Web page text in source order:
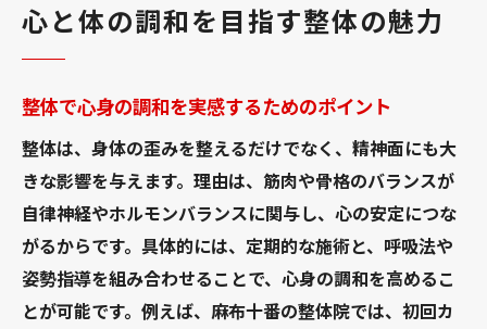
心と体の調和を目指す整体の魅力
整体で心身の調和を実感するためのポイント
整体は、身体の歪みを整えるだけでなく、精神面にも大
きな影響を与えます。理由は、筋肉や骨格のバランスが
自律神経やホルモンバランスに関与し、心の安定につな
がるからです。具体的には、定期的な施術と、呼吸法や
姿勢指導を組み合わせることで、心身の調和を高めるこ
とが可能です。例えば、麻布十番の整体院では、初回カ